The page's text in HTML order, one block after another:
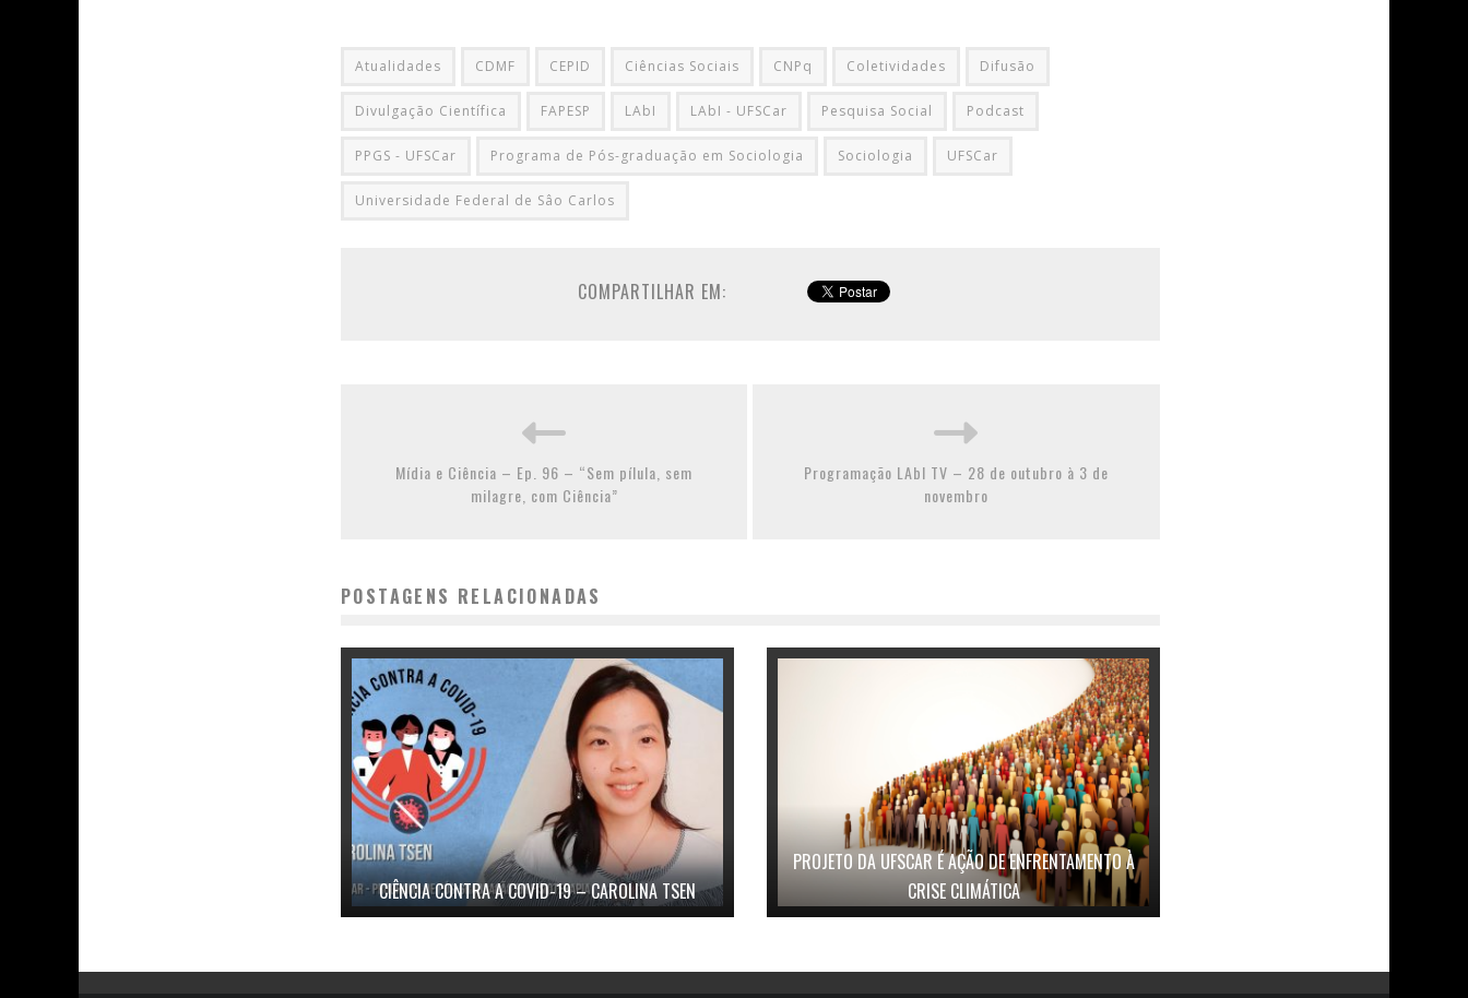
Atualidades CDMF CEPID Ciências Sociais CNPq Coletividades Difusão
Divulgação Científica FAPESP LAbI LAbI - UFSCar Pesquisa Social Podcast
PPGS - UFSCar Programa de Pós-graduação em Sociologia Sociologia UFSCar
Universidade Federal de Sâo Carlos
COMPARTILHAR EM:
Mídia e Ciência – Ep. 96 – “Sem pílula, sem
milagre, com Ciência”
Programação LAbI TV – 28 de outubro à 3 de
novembro
POSTAGENS RELACIONADAS
CIÊNCIA CONTRA A COVID-19 – CAROLINA TSEN
PROJETO DA UFSCAR É AÇÃO DE ENFRENTAMENTO À
CRISE CLIMÁTICA